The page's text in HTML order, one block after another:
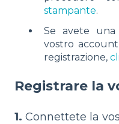
stampante.
Se avete una
vostro
registrazione,
Registrare la
1. Connettete la